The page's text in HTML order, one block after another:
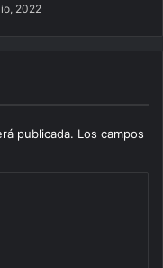
2022
publicada. Los campos